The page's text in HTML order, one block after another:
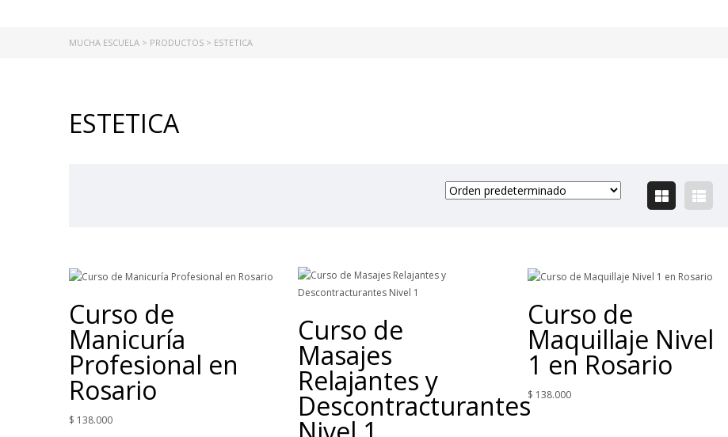
MUCHA ESCUELA > PRODUCTOS > ESTETICA
ESTETICA
Curso de
Manicuría
Profesional en
Rosario
$ 138.000
Curso de
Masajes
Relajantes y
Descontracturantes
Curso de
Maquillaje Nivel
1 en Rosario
$ 138.000